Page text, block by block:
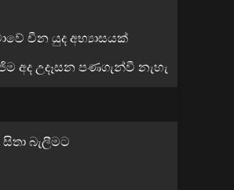
චීන යුද අභ්‍යාසයක්
අද උදෑසන පණගැන්වී නැහැ
බැලීමට